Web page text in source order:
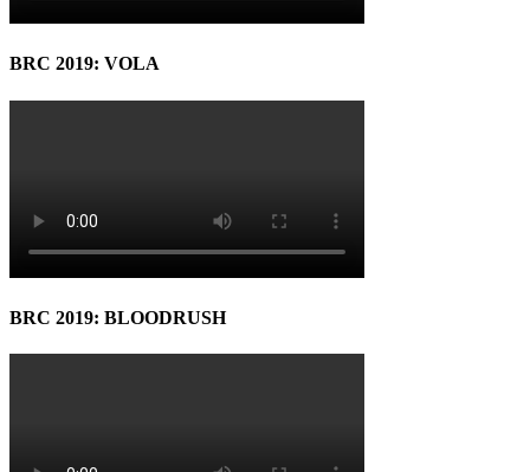
BRC 2019: VOLA
BRC 2019: BLOODRUSH